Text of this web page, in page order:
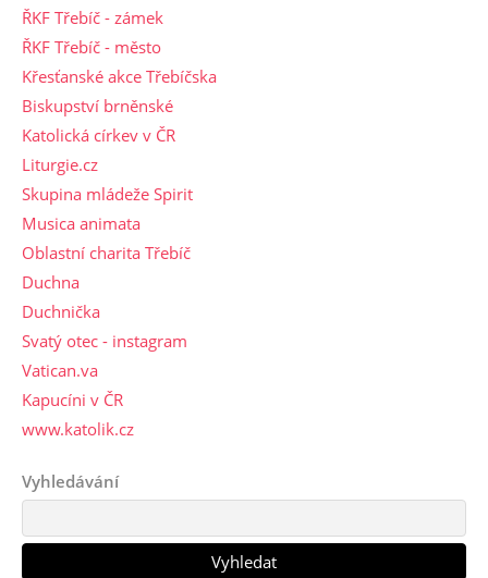
ŘKF Třebíč - zámek
ŘKF Třebíč - město
Křesťanské akce Třebíčska
Biskupství brněnské
Katolická církev v ČR
Liturgie.cz
Skupina mládeže Spirit
Musica animata
Oblastní charita Třebíč
Duchna
Duchnička
Svatý otec - instagram
Vatican.va
Kapucíni v ČR
www.katolik.cz
Vyhledávání